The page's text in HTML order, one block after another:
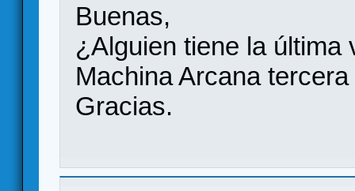
Buenas,
¿Alguien tiene la última
Machina Arcana
Gracias.